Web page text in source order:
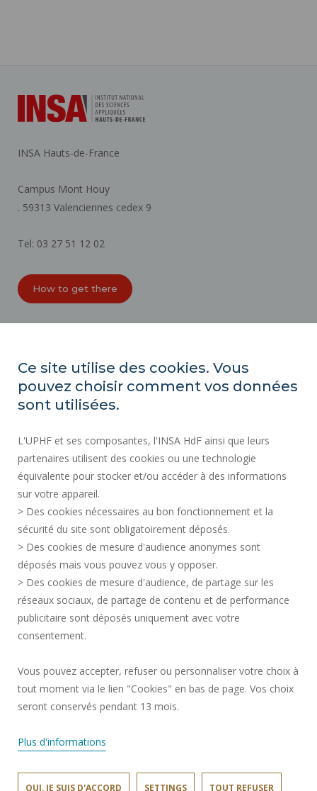
INSA Hauts-de-France
Campus Mont Houy
. 59313 Valenciennes cedex 9
Tel: 03 27 51 12 02
How to get there
PROFESSIONAL EQUALITY INDEX
SITE MAP
PERSONAL DATA
PUBLIC PROCUREMENT
LEGAL INFORMATION
RECRUITMENTS
CREDITS
PRESS AREA
SOCIAL MAP
CONTACT
COOKIE MANAGEMENT
Join us !
Ce site utilise des cookies. Vous
pouvez choisir comment vos données
sont utilisées.
L'UPHF et ses composantes, l'INSA HdF ainsi que leurs
partenaires utilisent des cookies ou une technologie
équivalente pour stocker et/ou accéder à des informations
sur votre appareil.
> Des cookies nécessaires au bon fonctionnement et la
sécurité du site sont obligatoirement déposés.
> Des cookies de mesure d'audience anonymes sont
déposés mais vous pouvez vous y opposer.
> Des cookies de mesure d'audience, de partage sur les
réseaux sociaux, de partage de contenu et de performance
publicitaire sont déposés uniquement avec votre
consentement.
Vous pouvez accepter, refuser ou personnaliser votre choix à
tout moment via le lien "Cookies" en bas de page. Vos choix
seront conservés pendant 13 mois.
Plus d'informations
OUI, JE SUIS D'ACCORD SETTINGS TOUT REFUSER